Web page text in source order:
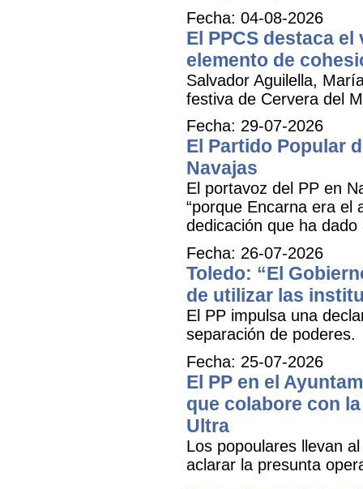
Fecha: 04-08-2026
El PPCS destaca
elemento de
Salvador Aguilella,
festiva de Cervera del
Fecha: 29-07-2026
El Partido Popular
Navajas
El portavoz del PP en
“porque Encarna era el
dedicación que ha
Fecha: 26-07-2026
Toledo: “El
de utilizar las
El PP impulsa una
separación de poderes.
Fecha: 25-07-2026
El PP en el
que colabore con
Ultra
Los popoulares llevan
aclarar la presunta